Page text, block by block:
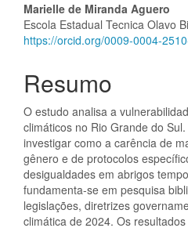
Marielle de Miranda Aguero
Escola Estadual Tecnica Olavo
https://orcid.org/0009-0004-
Resumo
O estudo analisa a
climáticos no Rio Grande do
investigar como a carência de
gênero e de protocolos
desigualdades em abrigos
fundamenta-se em pesquisa
legislações, diretrizes
climática de 2024. Os